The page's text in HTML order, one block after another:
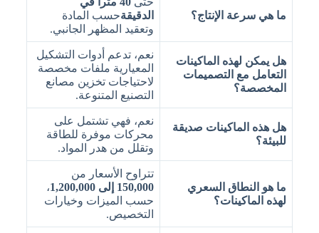
ما هي سرعة الإنتاج؟
الدقيقةحسب المادة
وتعقيد المظهر الجانبي.
هل يمكن لهذه الماكينات
التعامل مع التصميمات
المخصصة؟
نعم، تدعم أدوات التشكيل
المعيارية ملفات مخصصة
لاحتياجات تخزين مصانع
التصنيع المتنوعة.
هل هذه الماكينات صديقة
للبيئة؟
نعم، فهي تشتمل على
محركات موفرة للطاقة
وتقلل من هدر المواد.
ما هو النطاق السعري
لهذه الماكينات؟
تتراوح الأسعار من
150,000 إلى 1,200,000
،
حسب الميزات وخيارات
التخصيص.